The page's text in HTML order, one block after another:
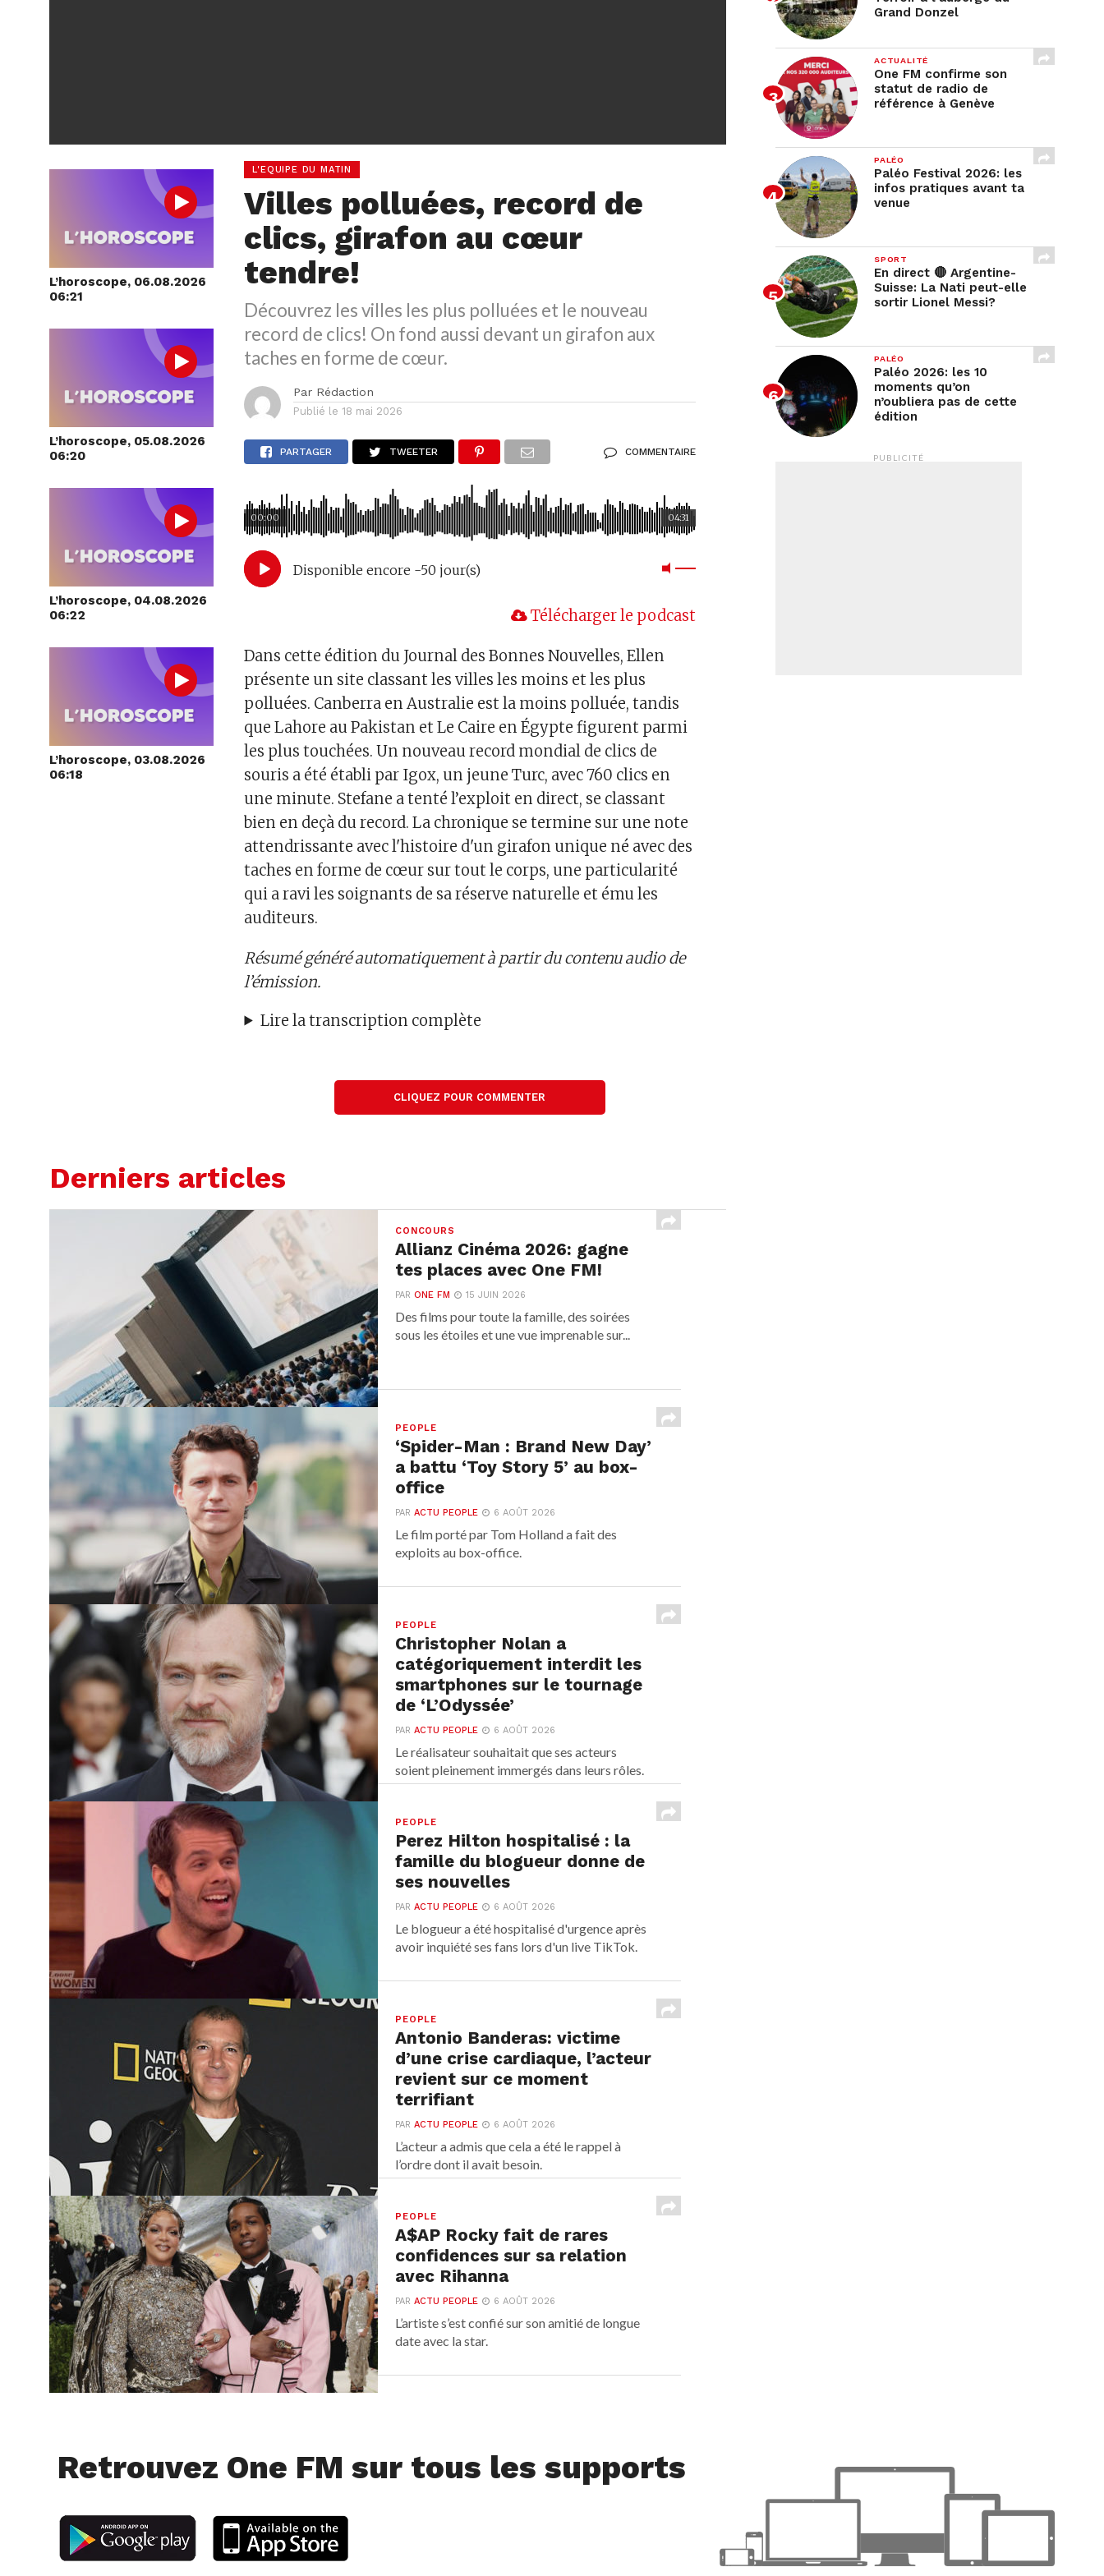
L’horoscope, 06.08.2026
06:21
L’horoscope, 05.08.2026
06:20
L’horoscope, 04.08.2026
06:22
L’horoscope, 03.08.2026
06:18
L'EQUIPE DU MATIN
Villes polluées, record de
clics, girafon au cœur
tendre!
Découvrez les villes les plus polluées et le nouveau
record de clics! On fond aussi devant un girafon aux
taches en forme de cœur.
Par Rédaction
Publié le 18 mai 2026
PARTAGER TWEETER COMMENTAIRE
04:31
00:00
Disponible encore -50 jour(s)
Télécharger le podcast
Dans cette édition du Journal des Bonnes Nouvelles, Ellen
présente un site classant les villes les moins et les plus
polluées. Canberra en Australie est la moins polluée, tandis
que Lahore au Pakistan et Le Caire en Égypte figurent parmi
les plus touchées. Un nouveau record mondial de clics de
souris a été établi par Igox, un jeune Turc, avec 760 clics en
une minute. Stefane a tenté l’exploit en direct, se classant
bien en deçà du record. La chronique se termine sur une note
attendrissante avec l'histoire d'un girafon unique né avec des
taches en forme de cœur sur tout le corps, une particularité
qui a ravi les soignants de sa réserve naturelle et ému les
auditeurs.
Résumé généré automatiquement à partir du contenu audio de
l’émission.
Lire la transcription complète
CLIQUEZ POUR COMMENTER
Derniers articles
CONCOURS
Allianz Cinéma 2026: gagne
tes places avec One FM!
PARONE FM 15 JUIN 2026
Des films pour toute la famille, des soirées
sous les étoiles et une vue imprenable sur...
PEOPLE
‘Spider-Man : Brand New Day’
a battu ‘Toy Story 5’ au box-
office
PARACTU PEOPLE 6 AOÛT 2026
Le film porté par Tom Holland a fait des
exploits au box-office.
PEOPLE
Christopher Nolan a
catégoriquement interdit les
smartphones sur le tournage
de ‘L’Odyssée’
PARACTU PEOPLE 6 AOÛT 2026
Le réalisateur souhaitait que ses acteurs
soient pleinement immergés dans leurs rôles.
PEOPLE
Perez Hilton hospitalisé : la
famille du blogueur donne de
ses nouvelles
PARACTU PEOPLE 6 AOÛT 2026
Le blogueur a été hospitalisé d'urgence après
avoir inquiété ses fans lors d'un live TikTok.
PEOPLE
Antonio Banderas: victime
d’une crise cardiaque, l’acteur
revient sur ce moment
terrifiant
PARACTU PEOPLE 6 AOÛT 2026
L’acteur a admis que cela a été le rappel à
l’ordre dont il avait besoin.
PEOPLE
A$AP Rocky fait de rares
confidences sur sa relation
avec Rihanna
PARACTU PEOPLE 6 AOÛT 2026
L’artiste s’est confié sur son amitié de longue
date avec la star.
Grand Donzel
ACTUALITÉ
One FM confirme son
statut de radio de
référence à Genève
PALÉO
Paléo Festival 2026: les
infos pratiques avant ta
venue
SPORT
En direct 🔴 Argentine-
Suisse: La Nati peut-elle
sortir Lionel Messi?
PALÉO
Paléo 2026: les 10
moments qu’on
n’oubliera pas de cette
édition
PUBLICITÉ
Retrouvez One FM sur tous les supports